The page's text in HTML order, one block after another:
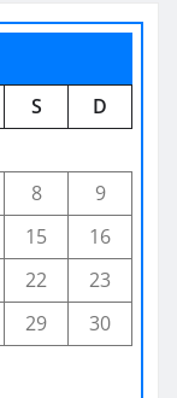
S
D
8
9
15
16
22
23
29
30